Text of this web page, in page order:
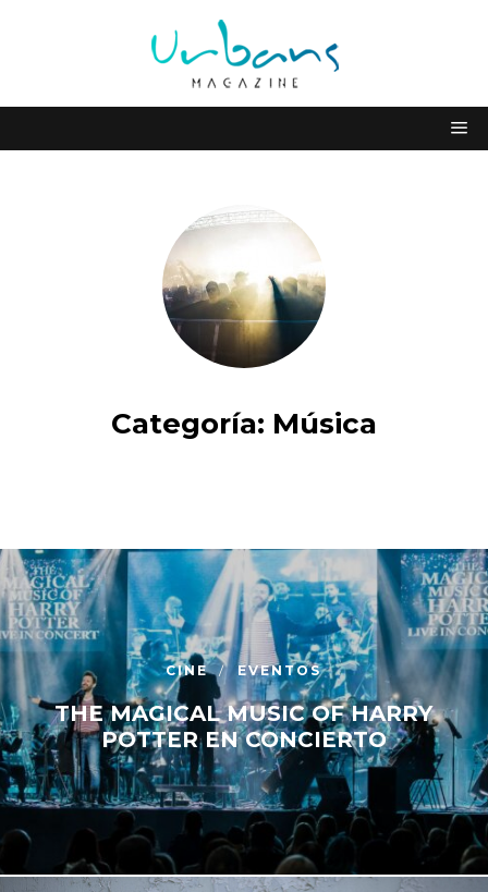
Categoría: Música
CINE EVENTOS
THE MAGICAL MUSIC OF HARRY
POTTER EN CONCIERTO